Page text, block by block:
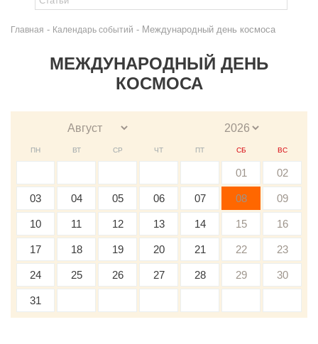
Главная - Календарь событий - Международный день космоса
МЕЖДУНАРОДНЫЙ ДЕНЬ
КОСМОСА
ПН ВТ СР ЧТ ПТ СБ ВС
01 02
03 04 05 06 07 08 09
10 11 12 13 14 15 16
17 18 19 20 21 22 23
24 25 26 27 28 29 30
31